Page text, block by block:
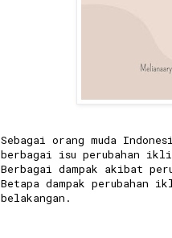
Sebagai orang muda
berbagai isu perubahan
Berbagai dampak akibat
Betapa dampak perubahan
belakangan.